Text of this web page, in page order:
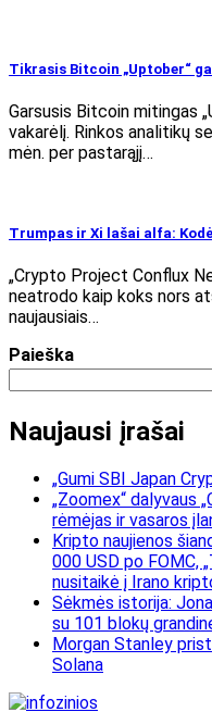
Tikrasis Bitcoin „Uptober“
Garsusis Bitcoin mitingas
vakarėlį. Rinkos analitikų
mėn. per pastarąjį…
Trumpas ir Xi lašai alfa:
„Crypto Project Conflux
neatrodo kaip koks nors
naujausiais…
Paieška
Naujausi įrašai
„Gumi SBI Japan
„Zoomex“ dalyvaus
rėmėjas ir vasaros
Kripto naujienos
000 USD po FOMC,
nusitaikė į Irano
Sėkmės istorija:
su 101 blokų
Morgan Stanley
Solana